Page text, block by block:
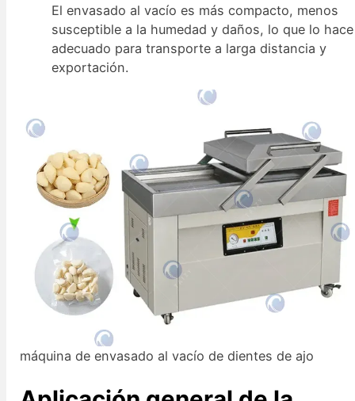
El envasado al vacío es más compacto, menos
susceptible a la humedad y daños, lo que lo hace
adecuado para transporte a larga distancia y
exportación.
máquina de envasado al vacío de dientes de ajo